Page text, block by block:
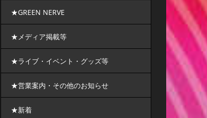
★GREEN NERVE
★メディア掲載等
★ライブ・イベント・グッズ等
★営業案内・その他のお知らせ
★新着